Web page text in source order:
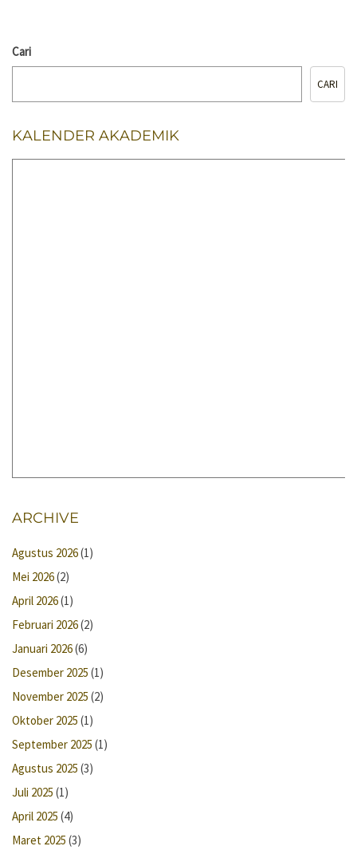
Cari
CARI
KALENDER AKADEMIK
ARCHIVE
Agustus 2026(1)
Mei 2026(2)
April 2026(1)
Februari 2026(2)
Januari 2026(6)
Desember 2025 (1)
November 2025 (2)
Oktober 2025 (1)
September 2025 (1)
Agustus 2025 (3)
Juli 2025 (1)
April 2025 (4)
Maret 2025 (3)